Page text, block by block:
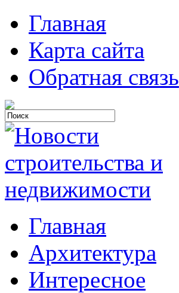
Главная
Карта сайта
Обратная связь
Главная
Архитектура
Интересное